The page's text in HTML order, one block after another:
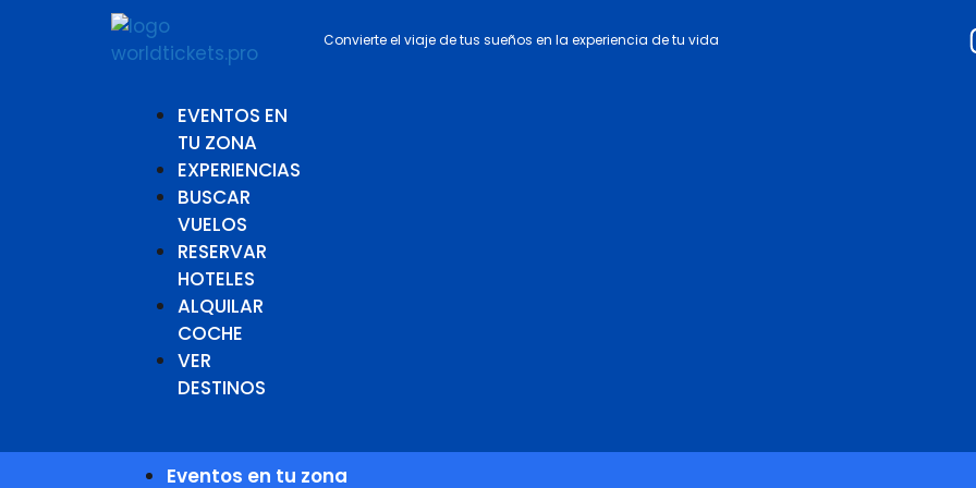
Convierte el viaje de tus sueños en la experiencia de tu vida
EVENTOS EN
TU ZONA
EXPERIENCIAS
BUSCAR
VUELOS
RESERVAR
HOTELES
ALQUILAR
COCHE
VER
DESTINOS
Eventos en tu zona